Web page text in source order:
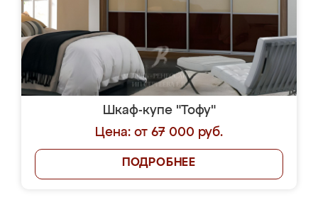
Шкаф-купе "Тофу"
Цена: от 67 000 руб.
ПОДРОБНЕЕ